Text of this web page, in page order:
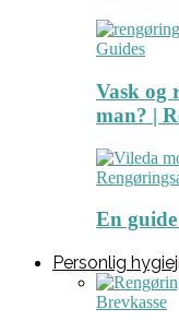
Guides
Vask og
man? |
En
Personlig
Brevkasse